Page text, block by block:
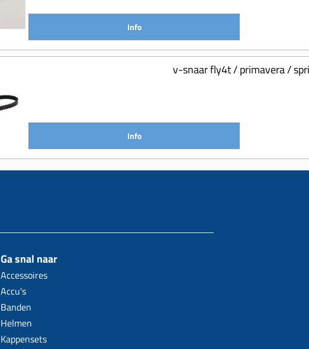
Info
v-snaar fly4t / primavera /
Info
Ga snal naar
Accessoires
Accu's
Banden
Helmen
Kappensets